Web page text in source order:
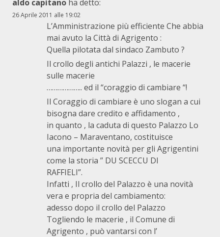
aldo capitano ha detto:
26 Aprile 2011 alle 19:02
L’Amministrazione più efficiente Che abbia
mai avuto la Città di Agrigento :
Quella pilotata dal sindaco Zambuto ?
Il crollo degli antichi Palazzi , le macerie
sulle macerie
……………….. ed il “coraggio di cambiare “!
Il Coraggio di cambiare è uno slogan a cui
bisogna dare credito e affidamento ,
in quanto , la caduta di questo Palazzo Lo
Iacono – Maraventano, costituisce
una importante novità per gli Agrigentini
come la storia ” DU SCECCU DI
RAFFIELI”.
Infatti , Il crollo del Palazzo è una novità
vera e propria del cambiamento:
adesso dopo il crollo del Palazzo
Togliendo le macerie , il Comune di
Agrigento , può vantarsi con l’